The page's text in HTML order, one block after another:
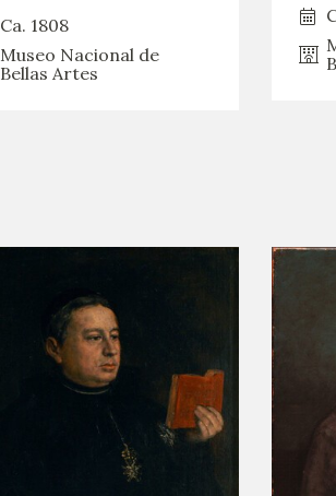
Ca. 1808
Museo Nacional de
Bellas Artes